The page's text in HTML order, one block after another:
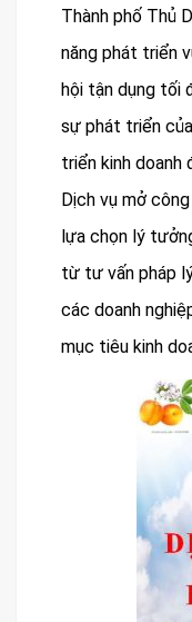
Thành phố Thủ
năng phát triển
hội tận dụng tối
sự phát triển
triển kinh doanh
Dịch vụ mở
lựa chọn lý
từ tư vấn pháp
các doanh
mục tiêu kinh